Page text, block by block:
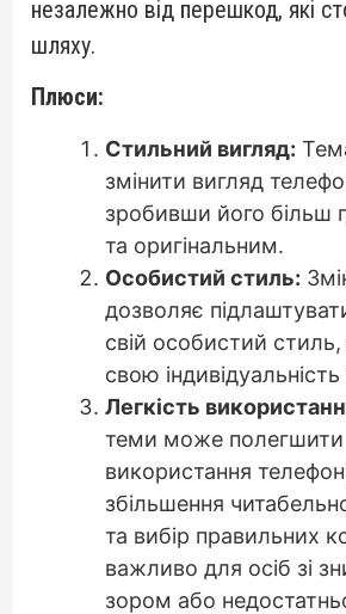
незалежно від перешкод, які
шляху.
Плюси:
Стильний вигляд:
змінити вигляд
зробивши його більш
та оригінальним.
Особистий стиль:
дозволяє
свій особистий
свою
Легкість
теми може полегшити
використання
збільшення
та вибір правильних
важливо для осіб зі
зором або